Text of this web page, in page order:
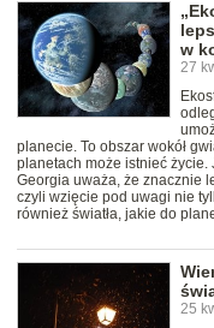
w
27
planecie. To obszar wokół
planetach może istnieć
Georgia uważa, że znacznie
czyli wzięcie pod uwagi nie
również światła, jakie do
25